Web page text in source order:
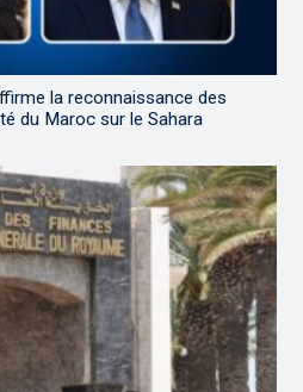
la reconnaissance des
du Maroc sur le Sahara